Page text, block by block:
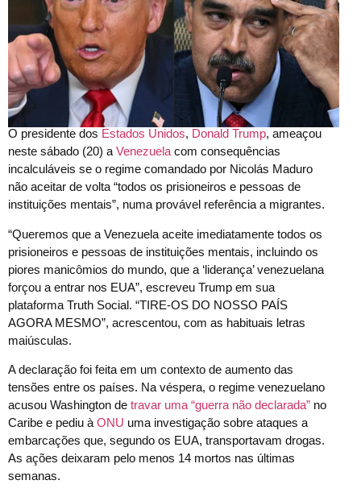
O presidente dos Estados Unidos, Donald Trump, ameaçou
neste sábado (20) a Venezuela com consequências
incalculáveis se o regime comandado por Nicolás Maduro
não aceitar de volta “todos os prisioneiros e pessoas de
instituições mentais”, numa provável referência a migrantes.
“Queremos que a Venezuela aceite imediatamente todos os
prisioneiros e pessoas de instituições mentais, incluindo os
piores manicômios do mundo, que a ‘liderança’ venezuelana
forçou a entrar nos EUA”, escreveu Trump em sua
plataforma Truth Social. “TIRE-OS DO NOSSO PAÍS
AGORA MESMO”, acrescentou, com as habituais letras
maiúsculas.
A declaração foi feita em um contexto de aumento das
tensões entre os países. Na véspera, o regime venezuelano
acusou Washington de travar uma “guerra não declarada” no
Caribe e pediu à ONU uma investigação sobre ataques a
embarcações que, segundo os EUA, transportavam drogas.
As ações deixaram pelo menos 14 mortos nas últimas
semanas.